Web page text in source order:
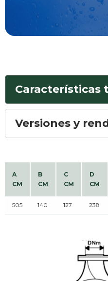
Características
Versiones y
A
CM
B
CM
C
CM
D
CM
505 140 127 238